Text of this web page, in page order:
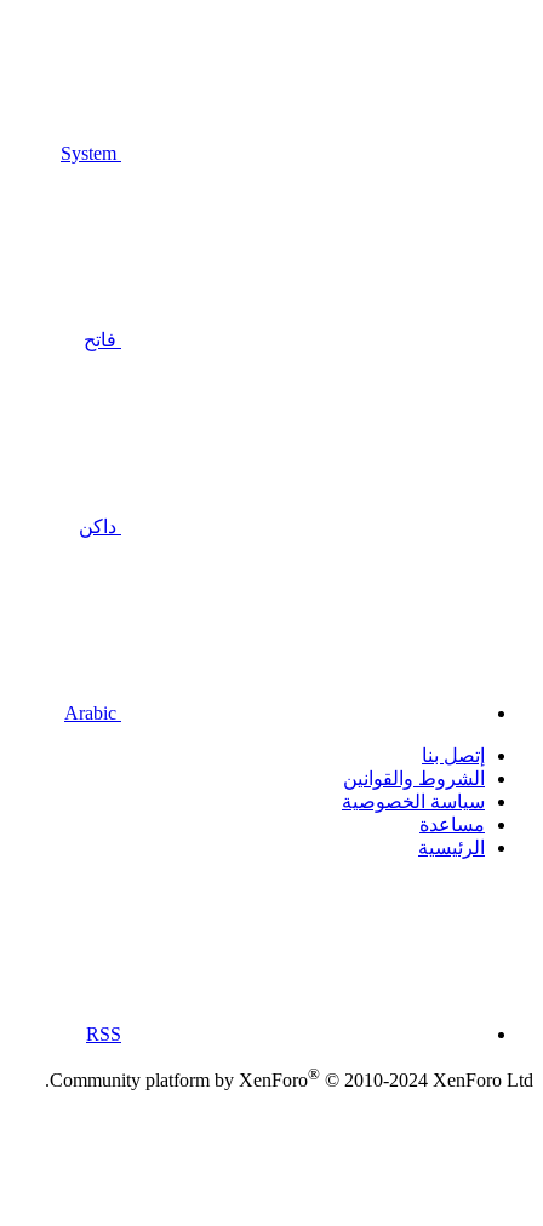
فاتح
داكن
إتصل بنا
الشروط والقوانين
سياسة الخصوصية
مساعدة
الرئيسية
RSS
Community platform by XenForo® © 2010-2024 XenForo Ltd.